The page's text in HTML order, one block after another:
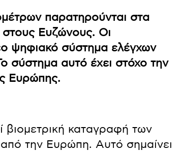
παρατηρούνται στα
στους Ευζώνους. Οι
ψηφιακό σύστημα ελέγχων
σύστημα αυτό έχει στόχο την
Ευρώπης.
καταγραφή των
από την Ευρώπη. Αυτό σημαίνει